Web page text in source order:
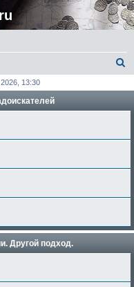
с
13:30
Другой подход.